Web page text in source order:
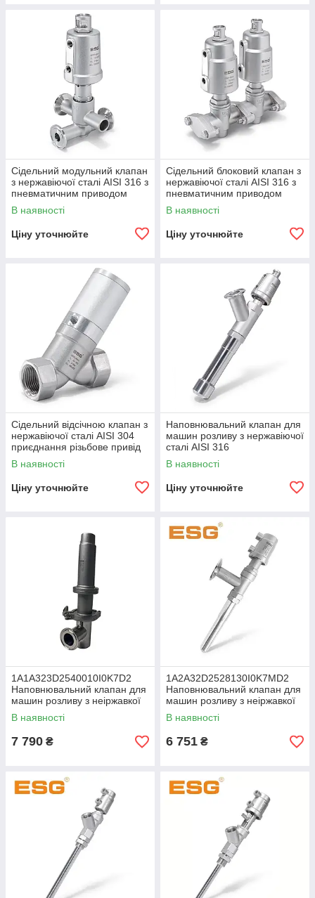
Сідельний модульний клапан
з нержавіючої сталі AISI 316 з
пневматичним приводом
В наявності
Ціну уточнюйте
Сідельний блоковий клапан з
нержавіючої сталі AISI 316 з
пневматичним приводом
В наявності
Ціну уточнюйте
Сідельний відсічною клапан з
нержавіючої сталі AISI 304
приєднання різьбове привід
алюміній
В наявності
Ціну уточнюйте
Наповнювальний клапан для
машин розливу з нержавіючої
сталі AISI 316
В наявності
Ціну уточнюйте
1A1A323D2540010I0K7D2
Наповнювальний клапан для
машин розливу з неіржавкої
сталі AISI 316
В наявності
7 790 ₴
1A2A32D2528130I0K7MD2
Наповнювальний клапан для
машин розливу з неіржавкої
сталі AISI 316
В наявності
6 751 ₴